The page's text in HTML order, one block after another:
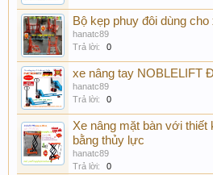
Bộ kẹp phuy đôi dùng
hanatc89
Trả lời:
0
xe nâng tay NOBLELIFT
hanatc89
Trả lời:
0
Xe nâng mặt bàn với thiết
bằng thủy lực
hanatc89
Trả lời:
0